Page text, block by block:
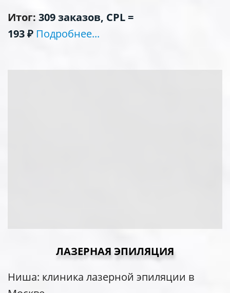
Итог: 309 заказов, CPL =
193₽ Подробнее...
ЛАЗЕРНАЯ ЭПИЛЯЦИЯ
Ниша: клиника лазерной эпиляции в